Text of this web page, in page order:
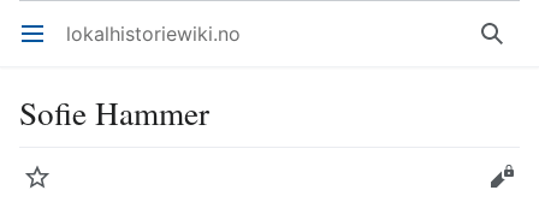
Åpne hovedmenyen lokalhistoriewiki.no Søk
Sofie Hammer
Overvåk
Rediger